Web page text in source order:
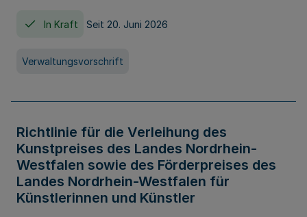
In Kraft Seit 20. Juni 2026
Verwaltungsvorschrift
Richtlinie für die Verleihung des
Kunstpreises des Landes Nordrhein-
Westfalen sowie des Förderpreises des
Landes Nordrhein-Westfalen für
Künstlerinnen und Künstler